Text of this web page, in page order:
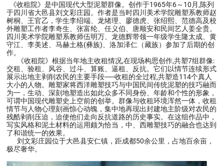
《收租院》是中国现代大型泥塑群像。创作于1965年6～10月,陈列
于四川省大邑县刘文彩庄园。作者是当时四川美术学院雕塑系教师赵
树桐、王官乙，学生李绍端、龙绪理、廖德虎、张绍熙、范德高及校
外雕塑工作者李奇生、张富纶、任义伯、唐顺安和民间艺人姜全贵。
四川美术学院雕塑系教师伍明万、龙德辉带领一年级学生隆太成、黄
守江、李美述、马赫土格(彝族)、洛加泽仁（藏族）参加了后期的创
作。
《收租院》根据当年地主收租情况,在现场构思创作,共塑7组群像:
交租、验租、风谷、过斗、算账、逼租、反抗。它们以情节连续形式
展示出地主剥削农民的主要手段──收租的全过程,共塑造114个真人
大小的人物。雕塑家将西洋雕塑技巧与中国民间传统泥塑的技巧融而
为一，生动、深刻地塑造出如此众多不同身份、年龄和个性的形象，
可谓中国现代雕塑史上空前的创举。群像与收租环境浑然一体，收租
情节与人物心理刻画惊心动魄，集中地再现出封建地主阶级对农民的
残酷剥削压迫，迫使他们走向反抗道路的历史事实。在这组作品中，
写实风格和泥土材料的运用颇为恰当，中、西雕塑技巧的融合也达到
了和谐统一的效果。
刘文彩庄园位于大邑县安仁镇，距成都50余公里，占地百余亩，
极尽奢华。